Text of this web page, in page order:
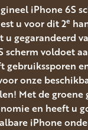
iPhone 6S
u voor dit 2e
u gegarandeerd
scherm voldoet
gebruikssporen
onze
Met de groene
en heeft u
iPhone